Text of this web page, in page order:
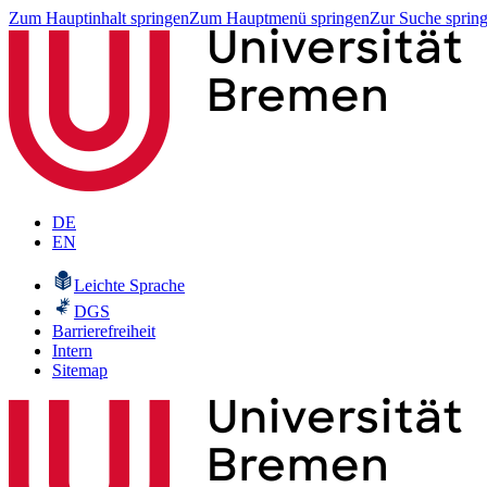
Zum Hauptinhalt springenZum Hauptmenü springenZur Suche
DE
EN
Leichte Sprache
DGS
Barrierefreiheit
Intern
Sitemap